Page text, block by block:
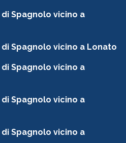
Spagnolo vicino a
Spagnolo vicino a Lonato
Spagnolo vicino a
Spagnolo vicino a
Spagnolo vicino a